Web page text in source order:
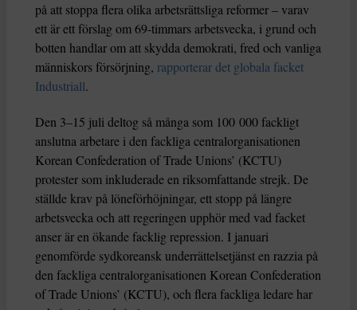
på att stoppa flera olika arbetsrättsliga reformer – varav
ett är ett förslag om 69-timmars arbetsvecka, i grund och
botten handlar om att skydda demokrati, fred och vanliga
människors försörjning, rapporterar det globala facket
Industriall.
Den 3–15 juli deltog så många som 100 000 fackligt
anslutna arbetare i den fackliga centralorganisationen
Korean Confederation of Trade Unions’ (KCTU)
protester som inkluderade en riksomfattande strejk. De
ställde krav på löneförhöjningar, ett stopp på längre
arbetsvecka och att regeringen upphör med vad facket
anser är en ökande facklig repression. I januari
genomförde sydkoreansk underrättelsetjänst en razzia på
den fackliga centralorganisationen Korean Confederation
of Trade Unions’ (KCTU), och flera fackliga ledare har